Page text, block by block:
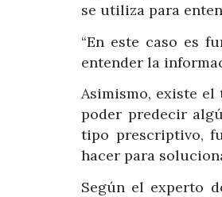
se utiliza para
“En este caso es
entender la
Asimismo, existe
poder predecir
tipo prescriptivo,
hacer para
Según el experto